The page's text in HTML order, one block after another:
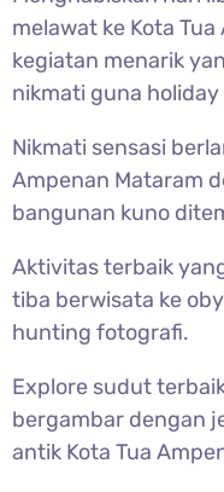
melawat ke Kota
kegiatan menarik
nikmati guna
Nikmati sensasi
Ampenan Mataram
bangunan kuno
Aktivitas terbaik
tiba berwisata ke
hunting fotografi.
Explore sudut
bergambar dengan
antik Kota Tua